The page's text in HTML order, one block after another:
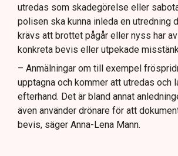
utredas som skadegörelse eller
polisen ska kunna inleda en utredning
krävs att brottet pågår eller nyss har
konkreta bevis eller utpekade
– Anmälningar om till exempel
upptagna och kommer att utredas och
efterhand. Det är bland annat
även använder drönare för att
bevis, säger Anna-Lena Mann.